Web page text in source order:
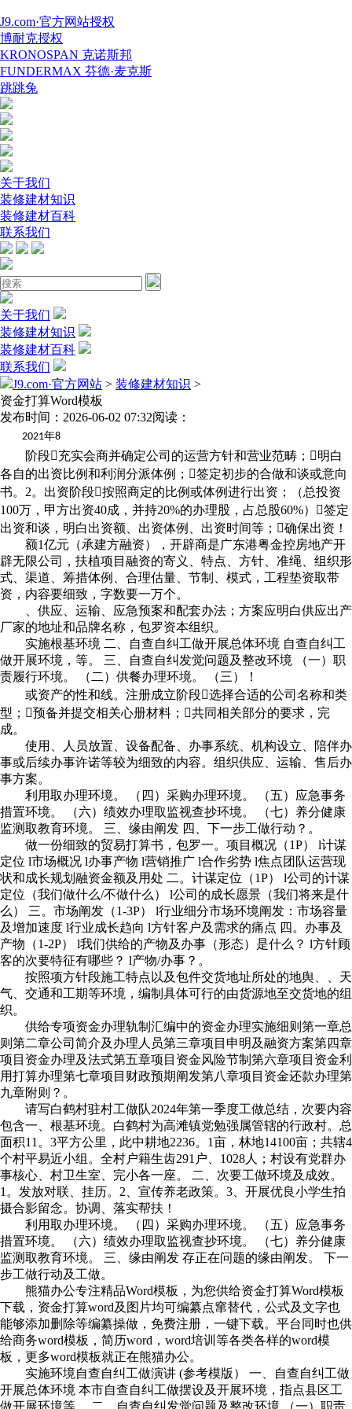
J9.com·官方网站授权
博耐克授权
KRONOSPAN 克诺斯邦
FUNDERMAX 芬德·麦克斯
跳跳兔
关于我们
装修建材知识
装修建材百科
联系我们
关于我们
装修建材知识
装修建材百科
联系我们
J9.com·官方网站 > 装修建材知识 >
资金打算Word模板
发布时间：2026-06-02 07:32阅读：
2021年8
阶段充实会商并确定公司的运营方针和营业范畴；明白
各自的出资比例和利润分派体例；签定初步的合做和谈或意向
书。2。出资阶段按照商定的比例或体例进行出资；（总投资
100万，甲方出资40成，并持20%的办理股，占总股60%）签定
出资和谈，明白出资额、出资体例、出资时间等；确保出资！
额1亿元（承建方融资），开辟商是广东港粤金控房地产开
辟无限公司，扶植项目融资的寄义、特点、方针、准绳、组织形
式、渠道、筹措体例、合理估量、节制、模式，工程垫资取带
资，内容要细致，字数要一万个。
、供应、运输、应急预案和配套办法；方案应明白供应出产
厂家的地址和品牌名称，包罗资本组织。
实施根基环境 二、自查自纠工做开展总体环境 自查自纠工
做开展环境，等。 三、自查自纠发觉问题及整改环境 （一）职
责履行环境。 （二）供餐办理环境。 （三）！
或资产的性和线。注册成立阶段选择合适的公司名称和类
型；预备并提交相关心册材料；共同相关部分的要求，完
成。
使用、人员放置、设备配备、办事系统、机构设立、陪伴办
事或后续办事许诺等较为细致的内容。组织供应、运输、售后办
事方案。
利用取办理环境。 （四）采购办理环境。 （五）应急事务
措置环境。 （六）绩效办理取监视查抄环境。 （七）养分健康
监测取教育环境。 三、缘由阐发 四、下一步工做行动？。
做一份细致的贸易打算书，包罗一。项目概况（1P） l计谋
定位 l市场概况 l办事产物 l营销推广 l合作劣势 l焦点团队运营现
状和成长规划融资金额及用处 二。计谋定位（1P） l公司的计谋
定位（我们做什么/不做什么） l公司的成长愿景（我们将来是什
么） 三。市场阐发（1-3P） l行业细分市场环境阐发：市场容量
及增加速度 l行业成长趋向 l方针客户及需求的痛点 四。办事及
产物（1-2P） l我们供给的产物及办事（形态）是什么？ l方针顾
客的次要特征有哪些？ l产物/办事？。
按照项方针段施工特点以及包件交货地址所处的地舆、、天
气、交通和工期等环境，编制具体可行的由货源地至交货地的组
织。
供给专项资金办理轨制汇编中的资金办理实施细则第一章总
则第二章公司简介及办理人员第三章项目申明及融资方案第四章
项目资金办理及法式第五章项目资金风险节制第六章项目资金利
用打算办理第七章项目财政预期阐发第八章项目资金还款办理第
九章附则？。
请写白鹤村驻村工做队2024年第一季度工做总结，次要内容
包含一、根基环境。白鹤村为高滩镇党勉强属管辖的行政村。总
面积11。3平方公里，此中耕地2236。1亩，林地14100亩；共辖4
个村平易近小组。全村户籍生齿291户、1028人；村设有党群办
事核心、村卫生室、完小各一座。 二、次要工做环境及成效。
1。发放对联、挂历。2、宣传养老政策。3、开展优良小学生拍
摄合影留念。协调、落实帮扶！
利用取办理环境。 （四）采购办理环境。 （五）应急事务
措置环境。 （六）绩效办理取监视查抄环境。 （七）养分健康
监测取教育环境。 三、缘由阐发 存正在问题的缘由阐发。 下一
步工做行动及工做。
熊猫办公专注精品Word模板，为您供给资金打算Word模板
下载，资金打算word及图片均可编纂点窜替代，公式及文字也
能够添加删除等编纂操做，免费注册，一键下载。平台同时也供
给商务word模板，简历word，word培训等各类各样的word模
板，更多word模板就正在熊猫办公。
实施环境自查自纠工做演讲 (参考模版） 一、自查自纠工做
开展总体环境 本市自查自纠工做摆设及开展环境，指点县区工
做开展环境等。 二、自查自纠发觉问题及整改环境 （一）职责